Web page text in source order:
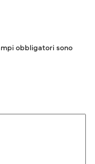
obbligatori sono